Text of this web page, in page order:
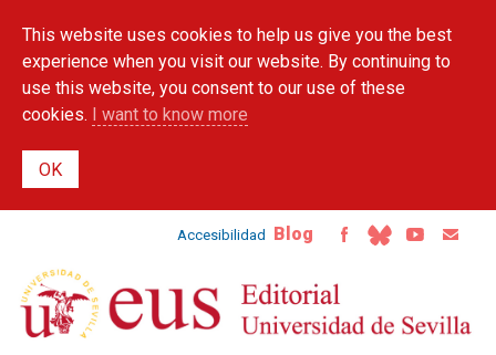
main
content
This website uses cookies to help us give you the best
experience when you visit our website. By continuing to
use this website, you consent to our use of these
cookies. I want to know more
Accesibilidad Blog